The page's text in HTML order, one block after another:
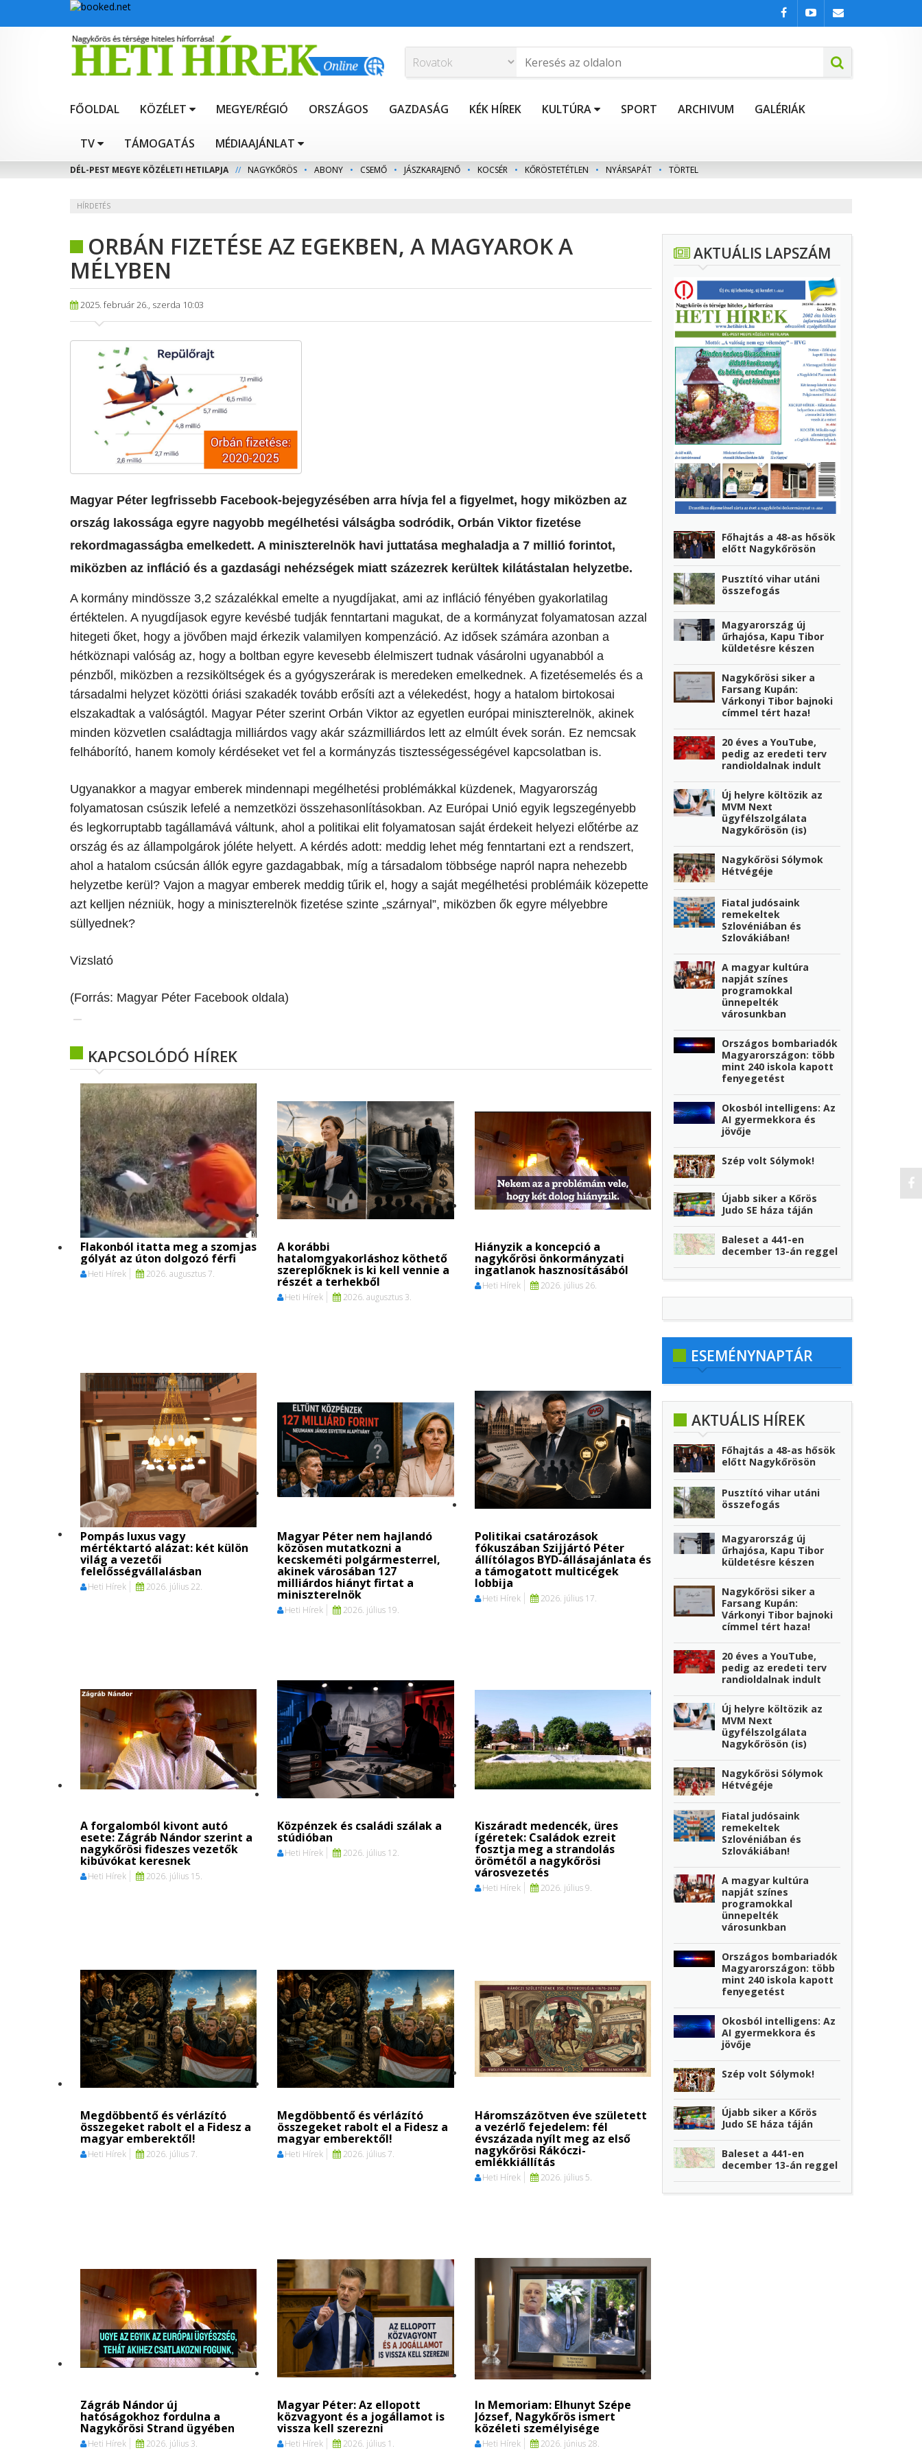
FŐOLDAL KÖZÉLET MEGYE/RÉGIÓ ORSZÁGOS GAZDASÁG KÉK HÍREK KULTÚRA SPORT ARCHIVUM GALÉRIÁK
TV TÁMOGATÁS MÉDIAAJÁNLAT
DÉL-PEST MEGYE KÖZÉLETI HETILAPJA // NAGYKŐRÖS • ABONY • CSEMŐ • JÁSZKARAJENŐ • KOCSÉR • KŐRÖSTETÉTLEN • NYÁRSAPÁT • TÖRTEL
HÍRDETÉS
ORBÁN FIZETÉSE AZ EGEKBEN, A MAGYAROK A
MÉLYBEN
2025. február 26., szerda 10:03
Magyar Péter legfrissebb Facebook-bejegyzésében arra hívja fel a figyelmet, hogy miközben az
ország lakossága egyre nagyobb megélhetési válságba sodródik, Orbán Viktor fizetése
rekordmagasságba emelkedett. A miniszterelnök havi juttatása meghaladja a 7 millió forintot,
miközben az infláció és a gazdasági nehézségek miatt százezrek kerültek kilátástalan helyzetbe.
A kormány mindössze 3,2 százalékkal emelte a nyugdíjakat, ami az infláció fényében gyakorlatilag
értéktelen. A nyugdíjasok egyre kevésbé tudják fenntartani magukat, de a kormányzat folyamatosan azzal
hitegeti őket, hogy a jövőben majd érkezik valamilyen kompenzáció. Az idősek számára azonban a
hétköznapi valóság az, hogy a boltban egyre kevesebb élelmiszert tudnak vásárolni ugyanabból a
pénzből, miközben a rezsiköltségek és a gyógyszerárak is meredeken emelkednek. A fizetésemelés és a
társadalmi helyzet közötti óriási szakadék tovább erősíti azt a vélekedést, hogy a hatalom birtokosai
elszakadtak a valóságtól. Magyar Péter szerint Orbán Viktor az egyetlen európai miniszterelnök, akinek
minden közvetlen családtagja milliárdos vagy akár százmilliárdos lett az elmúlt évek során. Ez nemcsak
felháborító, hanem komoly kérdéseket vet fel a kormányzás tisztességességével kapcsolatban is.
Ugyanakkor a magyar emberek mindennapi megélhetési problémákkal küzdenek, Magyarország
folyamatosan csúszik lefelé a nemzetközi összehasonlításokban. Az Európai Unió egyik legszegényebb
és legkorruptabb tagállamává váltunk, ahol a politikai elit folyamatosan saját érdekeit helyezi előtérbe az
ország és az állampolgárok jóléte helyett. A kérdés adott: meddig lehet még fenntartani ezt a rendszert,
ahol a hatalom csúcsán állók egyre gazdagabbak, míg a társadalom többsége napról napra nehezebb
helyzetbe kerül? Vajon a magyar emberek meddig tűrik el, hogy a saját megélhetési problémáik közepette
azt kelljen nézniük, hogy a miniszterelnök fizetése szinte „szárnyal”, miközben ők egyre mélyebbre
süllyednek?
Vizslató
(Forrás: Magyar Péter Facebook oldala)
KAPCSOLÓDÓ HÍREK
Flakonból itatta meg a szomjas
gólyát az úton dolgozó férfi
Heti Hírek 2026. augusztus 7.
A korábbi
hatalomgyakorláshoz köthető
szereplőknek is ki kell vennie a
részét a terhekből
Heti Hírek 2026. augusztus 3.
Hiányzik a koncepció a
nagykőrösi önkormányzati
ingatlanok hasznosításából
Heti Hírek 2026. július 26.
Pompás luxus vagy
mértéktartó alázat: két külön
világ a vezetői
felelősségvállalásban
Heti Hírek 2026. július 22.
Magyar Péter nem hajlandó
közösen mutatkozni a
kecskeméti polgármesterrel,
akinek városában 127
milliárdos hiányt firtat a
miniszterelnök
Heti Hírek 2026. július 19.
Politikai csatározások
fókuszában Szijjártó Péter
állítólagos BYD-állásajánlata és
a támogatott multicégek
lobbija
Heti Hírek 2026. július 17.
A forgalomból kivont autó
esete: Zágráb Nándor szerint a
nagykőrösi fideszes vezetők
kibúvókat keresnek
Heti Hírek 2026. július 15.
Közpénzek és családi szálak a
stúdióban
Heti Hírek 2026. július 12.
Kiszáradt medencék, üres
ígéretek: Családok ezreit
fosztja meg a strandolás
örömétől a nagykőrösi
városvezetés
Heti Hírek 2026. július 9.
Megdöbbentő és vérlázító
összegeket rabolt el a Fidesz a
magyar emberektől!
Heti Hírek 2026. július 7.
Megdöbbentő és vérlázító
összegeket rabolt el a Fidesz a
magyar emberektől!
Heti Hírek 2026. július 7.
Háromszázötven éve született
a vezérlő fejedelem: fél
évszázada nyílt meg az első
nagykőrösi Rákóczi-
emlékkiállítás
Heti Hírek 2026. július 5.
Zágráb Nándor új
hatóságokhoz fordulna a
Nagykőrösi Strand ügyében
Heti Hírek 2026. július 3.
Magyar Péter: Az ellopott
közvagyont és a jogállamot is
vissza kell szerezni
Heti Hírek 2026. július 1.
In Memoriam: Elhunyt Szépe
József, Nagykőrös ismert
közéleti személyisége
Heti Hírek 2026. június 28.
AKTUÁLIS LAPSZÁM
Főhajtás a 48-as hősök
előtt Nagykőrösön
Pusztító vihar utáni
összefogás
Magyarország új
űrhajósa, Kapu Tibor
küldetésre készen
Nagykőrösi siker a
Farsang Kupán:
Várkonyi Tibor bajnoki
címmel tért haza!
20 éves a YouTube,
pedig az eredeti terv
randioldalnak indult
Új helyre költözik az
MVM Next
ügyfélszolgálata
Nagykőrösön (is)
Nagykőrösi Sólymok
Hétvégéje
Fiatal judósaink
remekeltek
Szlovéniában és
Szlovákiában!
A magyar kultúra
napját színes
programokkal
ünnepelték
városunkban
Országos bombariadók
Magyarországon: több
mint 240 iskola kapott
fenyegetést
Okosból intelligens: Az
AI gyermekkora és
jövője
Szép volt Sólymok!
Újabb siker a Kőrös
Judo SE háza táján
Baleset a 441-en
december 13-án reggel
ESEMÉNYNAPTÁR
AKTUÁLIS HÍREK
Főhajtás a 48-as hősök
előtt Nagykőrösön
Pusztító vihar utáni
összefogás
Magyarország új
űrhajósa, Kapu Tibor
küldetésre készen
Nagykőrösi siker a
Farsang Kupán:
Várkonyi Tibor bajnoki
címmel tért haza!
20 éves a YouTube,
pedig az eredeti terv
randioldalnak indult
Új helyre költözik az
MVM Next
ügyfélszolgálata
Nagykőrösön (is)
Nagykőrösi Sólymok
Hétvégéje
Fiatal judósaink
remekeltek
Szlovéniában és
Szlovákiában!
A magyar kultúra
napját színes
programokkal
ünnepelték
városunkban
Országos bombariadók
Magyarországon: több
mint 240 iskola kapott
fenyegetést
Okosból intelligens: Az
AI gyermekkora és
jövője
Szép volt Sólymok!
Újabb siker a Kőrös
Judo SE háza táján
Baleset a 441-en
december 13-án reggel